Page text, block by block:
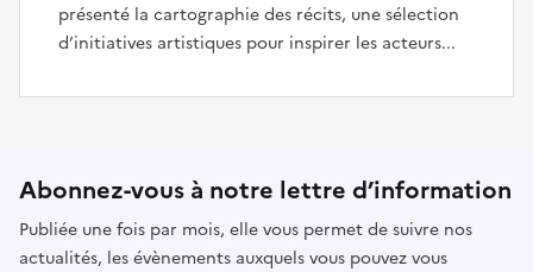
présenté la cartographie des récits, une sélection
d’initiatives artistiques pour inspirer les acteurs...
Abonnez-vous à notre lettre d’information
Publiée une fois par mois, elle vous permet de suivre nos
actualités, les évènements auxquels vous pouvez vous